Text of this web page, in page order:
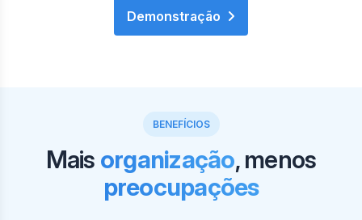
Demonstração
BENEFÍCIOS
Mais organização, menos
preocupações